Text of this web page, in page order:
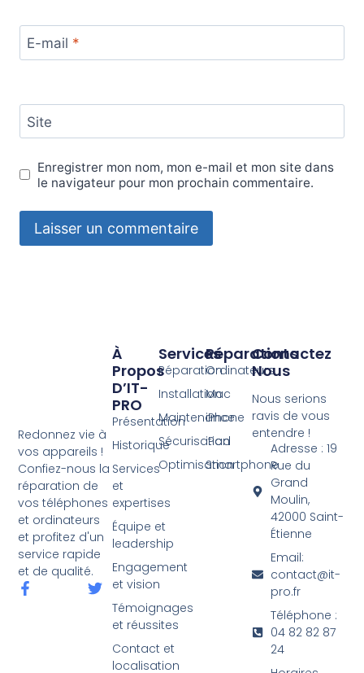
E-mail *
Site
Enregistrer mon nom, mon e-mail et mon site dans
le navigateur pour mon prochain commentaire.
Redonnez vie à
vos appareils !
Confiez-nous la
réparation de
vos téléphones
et ordinateurs
et profitez d'un
service rapide
et de qualité.
Réparations
Ordinateurs
Mac
iPhone
iPad
Smartphone
Services
Réparation
Installation
Maintenance
Sécurisation
Optimisation
À
Propos
D’IT-
PRO
Présentation
Historique
Services
et
expertises
Équipe et
leadership
Engagement
et vision
Témoignages
et réussites
Contact et
localisation
Contactez
Nous
Nous serions
ravis de vous
entendre !
Adresse : 19
Rue du
Grand
Moulin,
42000 Saint-
Étienne
Email:
contact@it-
pro.fr
Téléphone :
04 82 82 87
24